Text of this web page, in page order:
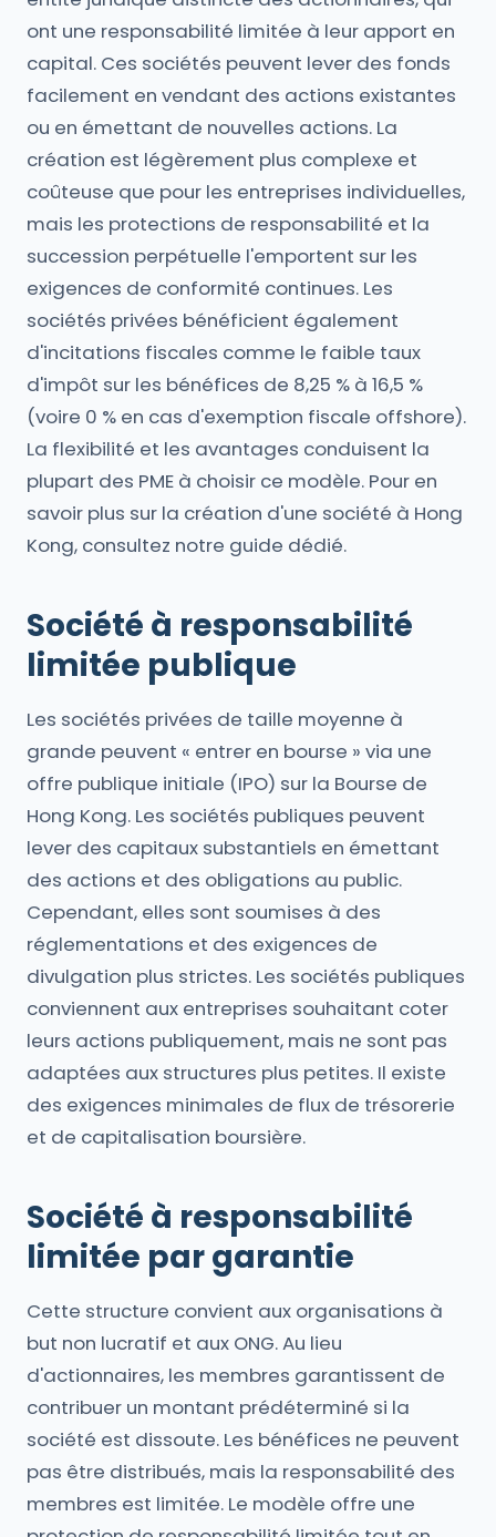
ont une responsabilité limitée à leur apport en
capital. Ces sociétés peuvent lever des fonds
facilement en vendant des actions existantes
ou en émettant de nouvelles actions. La
création est légèrement plus complexe et
coûteuse que pour les entreprises individuelles,
mais les protections de responsabilité et la
succession perpétuelle l'emportent sur les
exigences de conformité continues. Les
sociétés privées bénéficient également
d'incitations fiscales comme le faible taux
d'impôt sur les bénéfices de 8,25 % à 16,5 %
(voire 0 % en cas d'exemption fiscale offshore).
La flexibilité et les avantages conduisent la
plupart des PME à choisir ce modèle. Pour en
savoir plus sur la création d'une société à Hong
Kong, consultez notre guide dédié.
Société à responsabilité
limitée publique
Les sociétés privées de taille moyenne à
grande peuvent « entrer en bourse » via une
offre publique initiale (IPO) sur la Bourse de
Hong Kong. Les sociétés publiques peuvent
lever des capitaux substantiels en émettant
des actions et des obligations au public.
Cependant, elles sont soumises à des
réglementations et des exigences de
divulgation plus strictes. Les sociétés publiques
conviennent aux entreprises souhaitant coter
leurs actions publiquement, mais ne sont pas
adaptées aux structures plus petites. Il existe
des exigences minimales de flux de trésorerie
et de capitalisation boursière.
Société à responsabilité
limitée par garantie
Cette structure convient aux organisations à
but non lucratif et aux ONG. Au lieu
d'actionnaires, les membres garantissent de
contribuer un montant prédéterminé si la
société est dissoute. Les bénéfices ne peuvent
pas être distribués, mais la responsabilité des
membres est limitée. Le modèle offre une